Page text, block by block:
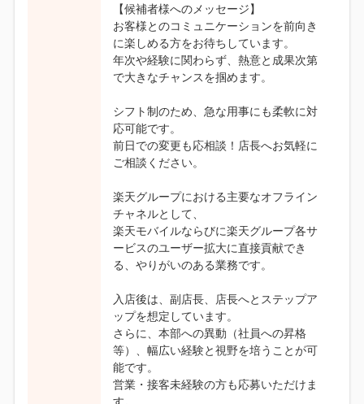
【候補者様へのメッセージ】
お客様とのコミュニケーションを前向き
に楽しめる方をお待ちしています。
年次や経験に関わらず、熱意と成果次第
で大きなチャンスを掴めます。
シフト制のため、急な用事にも柔軟に対
応可能です。
前日での変更も応相談！店長へお気軽に
ご相談ください。
楽天グループにおける主要なオフライン
チャネルとして、
楽天モバイルならびに楽天グループ各サ
ービスのユーザー拡大に直接貢献でき
る、やりがいのある業務です。
入店後は、副店長、店長へとステップア
ップを想定しています。
さらに、本部への異動（社員への昇格
等）、幅広い経験と視野を培うことが可
能です。
営業・接客未経験の方も応募いただけま